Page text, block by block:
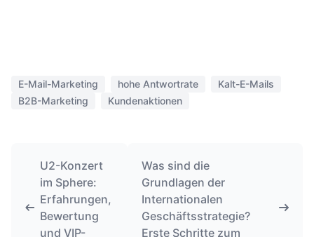
E-Mail-Marketing hohe Antwortrate
Kalt-E-Mails
B2B-Marketing
Kundenaktionen
U2-Konzert
im Sphere:
Erfahrungen,
Bewertung
und VIP-
Was sind die
Grundlagen der
Internationalen
Geschäftsstrategie?
Erste Schritte zum